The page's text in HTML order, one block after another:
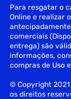
Para resgatar o
Online e realizar
comerciais
entrega) são
informações,
compras de Uso
© Copyright 2021
os direitos